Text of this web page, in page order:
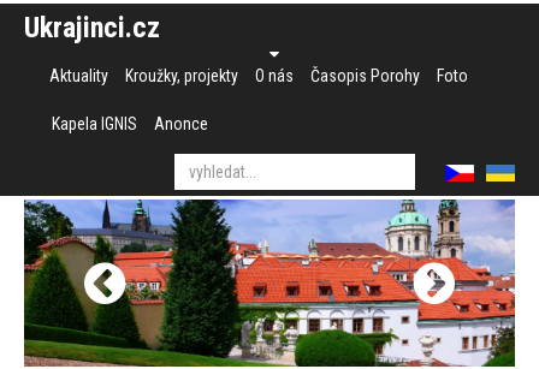
Ukrajinci.cz
Aktuality Kroužky, projekty O nás Časopis Porohy Foto
Kapela IGNIS Anonce